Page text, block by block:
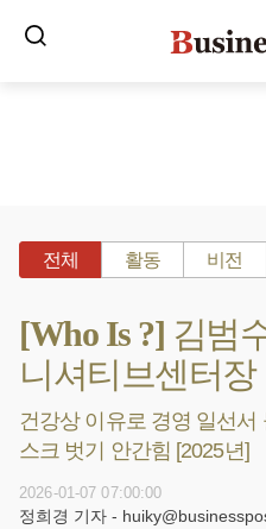
전체 활동 비전
[Who Is ?] 김범
니셔티브센터장
건강상 이유로 경영 일선서
스크 벗기 안간힘 [2025년]
2026-01-07 07:00:00
정희경 기자 -